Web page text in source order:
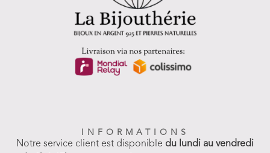
INFORMATIONS
Notre service client est disponible du lundi au vendredi